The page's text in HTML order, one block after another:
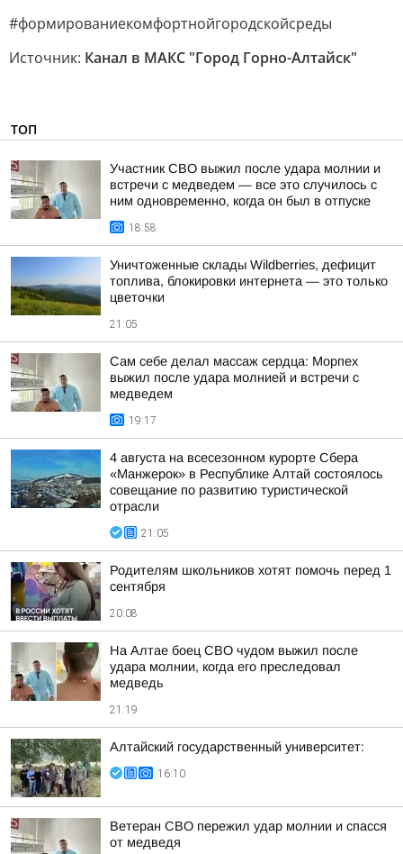
#формированиекомфортнойгородскойсреды
Источник: Канал в МАКС "Город Горно-Алтайск"
ТОП
Участник СВО выжил после удара молнии и
встречи с медведем — все это случилось с
ним одновременно, когда он был в отпуске
18:58
Уничтоженные склады Wildberries, дефицит
топлива, блокировки интернета — это только
цветочки
21:05
Сам себе делал массаж сердца: Морпех
выжил после удара молнией и встречи с
медведем
19:17
4 августа на всесезонном курорте Сбера
«Манжерок» в Республике Алтай состоялось
совещание по развитию туристической
отрасли
21:05
Родителям школьников хотят помочь перед 1
сентября
20:08
На Алтае боец СВО чудом выжил после
удара молнии, когда его преследовал
медведь
21:19
Алтайский государственный университет:
16:10
Ветеран СВО пережил удар молнии и спасся
от медведя